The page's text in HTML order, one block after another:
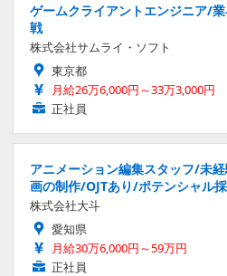
ゲームクライアントエンジニア/
戦
株式会社サムライ・ソフト
東京都
月給26万6,000円～33万3,000円
正社員
アニメーション編集スタッフ/未
画の制作/OJTあり/ポテンシャル
株式会社大斗
愛知県
月給30万6,000円～59万円
正社員